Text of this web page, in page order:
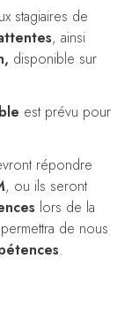
stagiaires de
, ainsi
disponible sur
est prévu pour
répondre
, ou ils seront
lors de la
de nous
.